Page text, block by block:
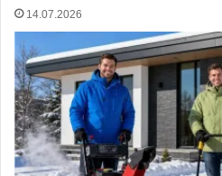
14.07.2026